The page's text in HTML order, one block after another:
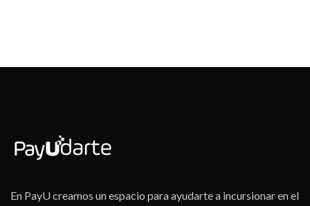
En PayU creamos un espacio para ayudarte a incursionar en el